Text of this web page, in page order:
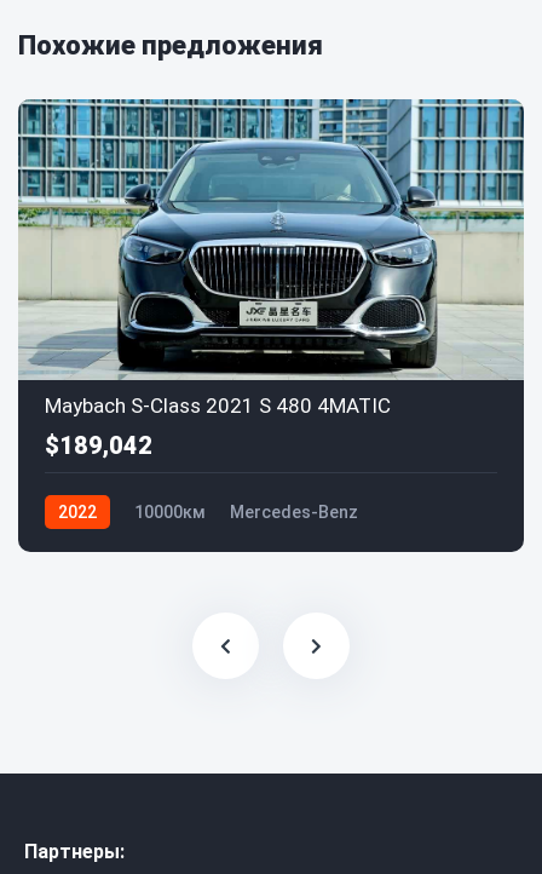
Похожие предложения
Maybach S-Class 2021 S 480 4MATIC
$189,042
2022 10000км Mercedes-Benz
Партнеры: